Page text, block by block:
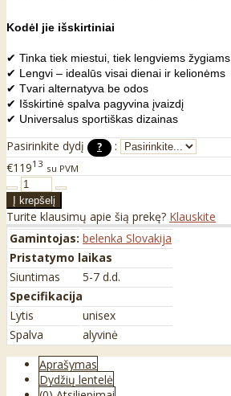
Kodėl jie išskirtiniai
✔ Tinka tiek miestui, tiek lengviems žygiams
✔ Lengvi – idealūs visai dienai ir kelionėms
✔ Tvari alternatyva be odos
✔ Išskirtinė spalva pagyvina įvaizdį
✔ Universalus sportiškas dizainas
Pasirinkite dydį ?
:
€11913 su PVM
Turite klausimų apie šią prekę? Klauskite
Gamintojas: belenka Slovakija
Pristatymo laikas
Siuntimas
5-7 d.d.
Specifikacija
Lytis
unisex
Spalva
alyvinė
Aprašymas
Dydžių lentelė